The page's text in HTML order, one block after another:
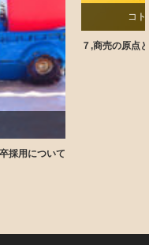
採用について
コ
７,商売の原点